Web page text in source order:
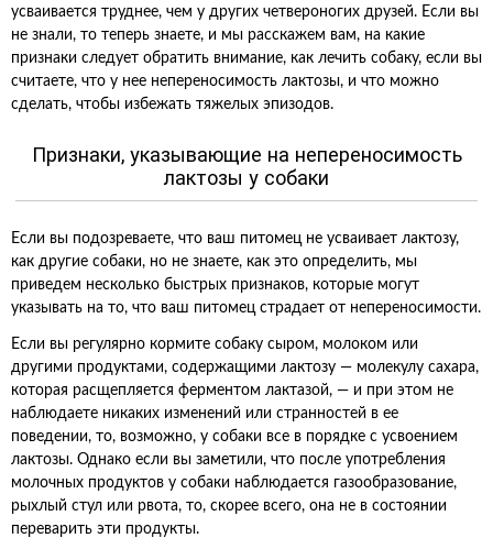
усваивается труднее, чем у других четвероногих друзей. Если вы
не знали, то теперь знаете, и мы расскажем вам, на какие
признаки следует обратить внимание, как лечить собаку, если вы
считаете, что у нее непереносимость лактозы, и что можно
сделать, чтобы избежать тяжелых эпизодов.
Признаки, указывающие на непереносимость
лактозы у собаки
Если вы подозреваете, что ваш питомец не усваивает лактозу,
как другие собаки, но не знаете, как это определить, мы
приведем несколько быстрых признаков, которые могут
указывать на то, что ваш питомец страдает от непереносимости.
Если вы регулярно кормите собаку сыром, молоком или
другими продуктами, содержащими лактозу — молекулу сахара,
которая расщепляется ферментом лактазой, — и при этом не
наблюдаете никаких изменений или странностей в ее
поведении, то, возможно, у собаки все в порядке с усвоением
лактозы. Однако если вы заметили, что после употребления
молочных продуктов у собаки наблюдается газообразование,
рыхлый стул или рвота, то, скорее всего, она не в состоянии
переварить эти продукты.